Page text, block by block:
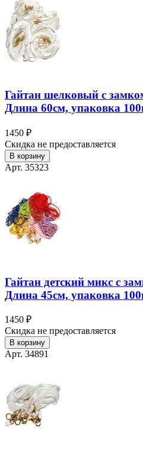
Гайтан шелковый с
Длина 60см, упаковка
1450 ₽
Скидка не предоставляется
В корзину
Арт. 35323
Гайтан детский микс с
Длина 45см, упаковка
1450 ₽
Скидка не предоставляется
В корзину
Арт. 34891